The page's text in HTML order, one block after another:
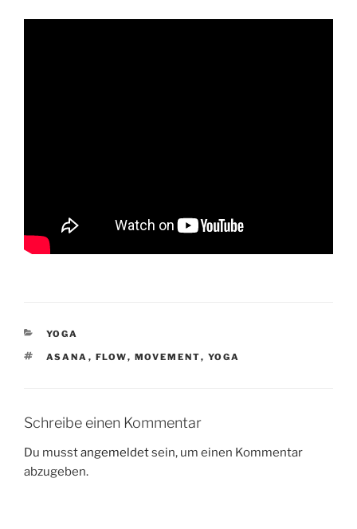
KATEGORIEN
YOGA
SCHLAGWÖRTER
ASANA , FLOW, MOVEMENT, YOGA
Schreibe einen Kommentar
Du musstangemeldetsein, um einen Kommentar
abzugeben.